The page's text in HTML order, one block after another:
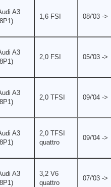
A3
1,6 FSI 08/'03 ->
A3
2,0 FSI 05/'03 ->
A3
2,0 TFSI 09/'04 ->
A3
2,0 TFSI
quattro
09/'04 ->
A3
3,2 V6
quattro
07/'03 ->